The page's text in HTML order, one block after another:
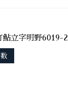
鮎立字明野6019-2